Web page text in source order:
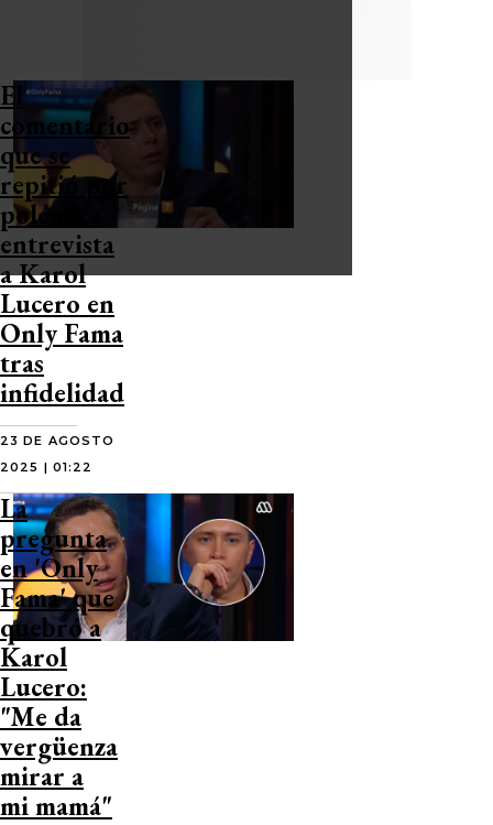
El
comentario
que se
repitió por
polémica
entrevista
a Karol
Lucero en
Only Fama
tras
infidelidad
23 DE AGOSTO
2025 | 01:22
La
pregunta
en 'Only
Fama' que
quebró a
Karol
Lucero:
"Me da
vergüenza
mirar a
mi mamá"